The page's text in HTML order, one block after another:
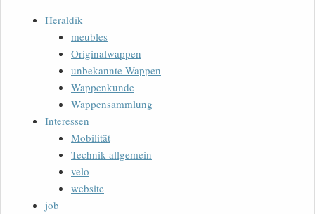
Heraldik
meubles
Originalwappen
unbekannte Wappen
Wappenkunde
Wappensammlung
Interessen
Mobilität
Technik allgemein
velo
website
job